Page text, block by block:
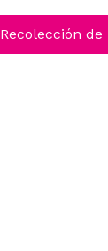
Recolección